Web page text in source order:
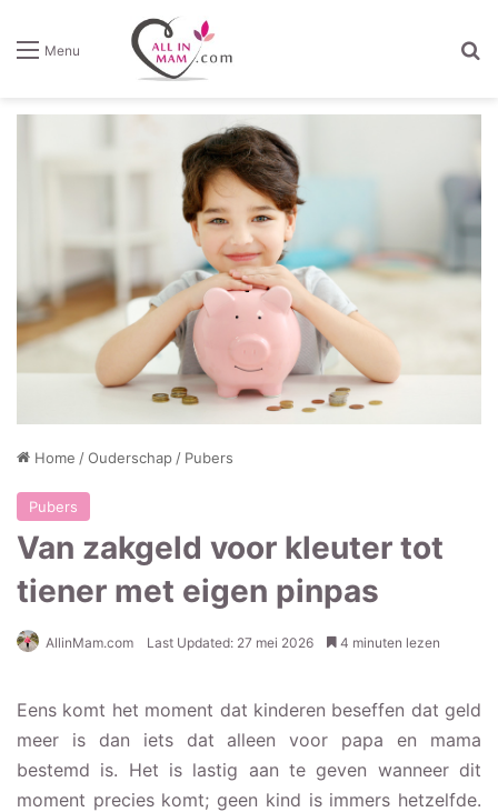
Menu
Home /Ouderschap / Pubers
Pubers
Van zakgeld voor kleuter tot
tiener met eigen pinpas
AllinMam.com Last Updated: 27 mei 2026 4 minuten lezen
Eens komt het moment dat kinderen beseffen dat geld
meer is dan iets dat alleen voor papa en mama
bestemd is. Het is lastig aan te geven wanneer dit
moment precies komt; geen kind is immers hetzelfde.